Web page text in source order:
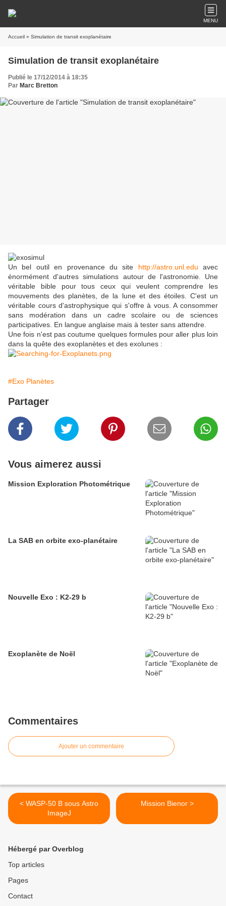
MENU
Accueil » Simulation de transit exoplanétaire
Simulation de transit exoplanétaire
Publié le 17/12/2014 à 18:35
Par Marc Bretton
Un bel outil en provenance du site http://astro.unl.edu avec
énormément d'autres simulations autour de l'astronomie. Une
véritable bible pour tous ceux qui veulent comprendre les
mouvements des planètes, de la lune et des étoiles. C'est un
véritable cours d'astrophysique qui s'offre à vous. A consommer
sans modération dans un cadre scolaire ou de sciences
participatives. En langue anglaise mais à tester sans attendre.
Une fois n'est pas coutume quelques formules pour aller plus loin
dans la quête des exoplanètes et des exolunes :
#Exo Planètes
Partager
Vous aimerez aussi
Mission Exploration Photométrique
La SAB en orbite exo-planétaire
Nouvelle Exo : K2-29 b
Exoplanète de Noël
Commentaires
Ajouter un commentaire
< WASP-50 B sous Astro
ImageJ
Mission Bienor >
Hébergé par Overblog
Top articles
Pages
Contact